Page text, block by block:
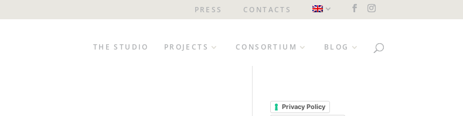
PRESS CONTACTS
THE STUDIO PROJECTS CONSORTIUM BLOG
Privacy Policy